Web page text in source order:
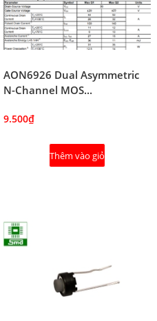
AON6926 Dual Asymmetric
N-Channel MOS...
9.500₫
Thêm vào giỏ